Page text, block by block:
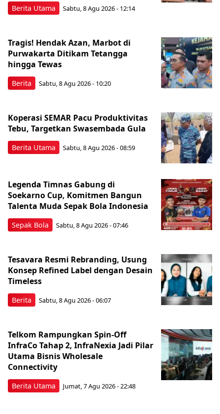
Berita Utama Sabtu, 8 Agu 2026 - 12:14
Berita
Tragis! Hendak Azan, Marbot di
Purwakarta Ditikam Tetangga
hingga Tewas
Sabtu, 8 Agu 2026 - 10:20
Berita Utama
Koperasi SEMAR Pacu Produktivitas
Tebu, Targetkan Swasembada Gula
Sabtu, 8 Agu 2026 - 08:59
Sepak Bola
Legenda Timnas Gabung di
Soekarno Cup, Komitmen Bangun
Talenta Muda Sepak Bola Indonesia
Sabtu, 8 Agu 2026 - 07:46
Berita
Tesavara Resmi Rebranding, Usung
Konsep Refined Label dengan Desain
Timeless
Sabtu, 8 Agu 2026 - 06:07
Berita Utama
Telkom Rampungkan Spin-Off
InfraCo Tahap 2, InfraNexia Jadi Pilar
Utama Bisnis Wholesale
Connectivity
Jumat, 7 Agu 2026 - 22:48